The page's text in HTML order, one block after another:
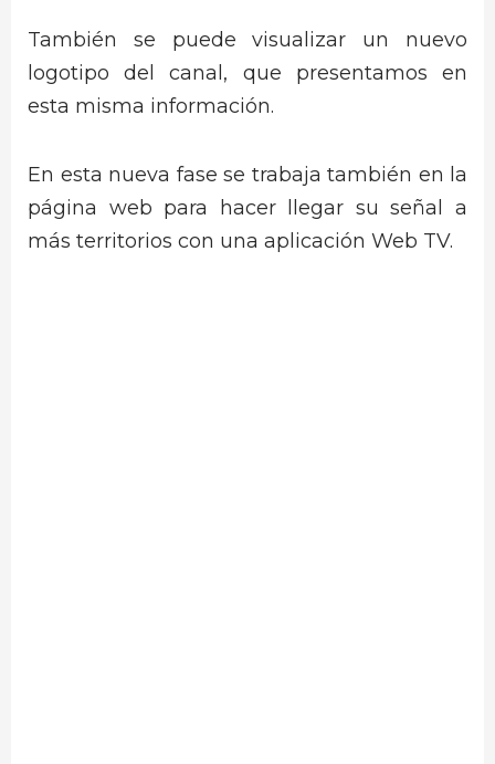
También se puede visualizar un nuevo
logotipo del canal, que presentamos en
esta misma información.
En esta nueva fase se trabaja también en la
página web para hacer llegar su señal a
más territorios con una aplicación Web TV.